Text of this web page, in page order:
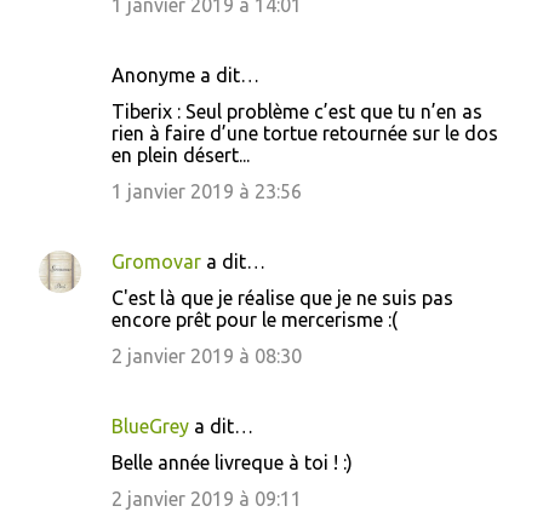
1 janvier 2019 à 14:01
Anonyme a dit…
Tiberix : Seul problème c’est que tu n’en as
rien à faire d’une tortue retournée sur le dos
en plein désert...
1 janvier 2019 à 23:56
Gromovar a dit…
C'est là que je réalise que je ne suis pas
encore prêt pour le mercerisme :(
2 janvier 2019 à 08:30
BlueGrey a dit…
Belle année livreque à toi ! :)
2 janvier 2019 à 09:11